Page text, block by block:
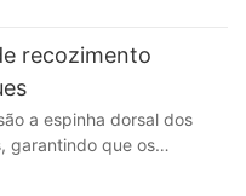
recozimento
a espinha dorsal dos
garantindo que os
uniformemente para